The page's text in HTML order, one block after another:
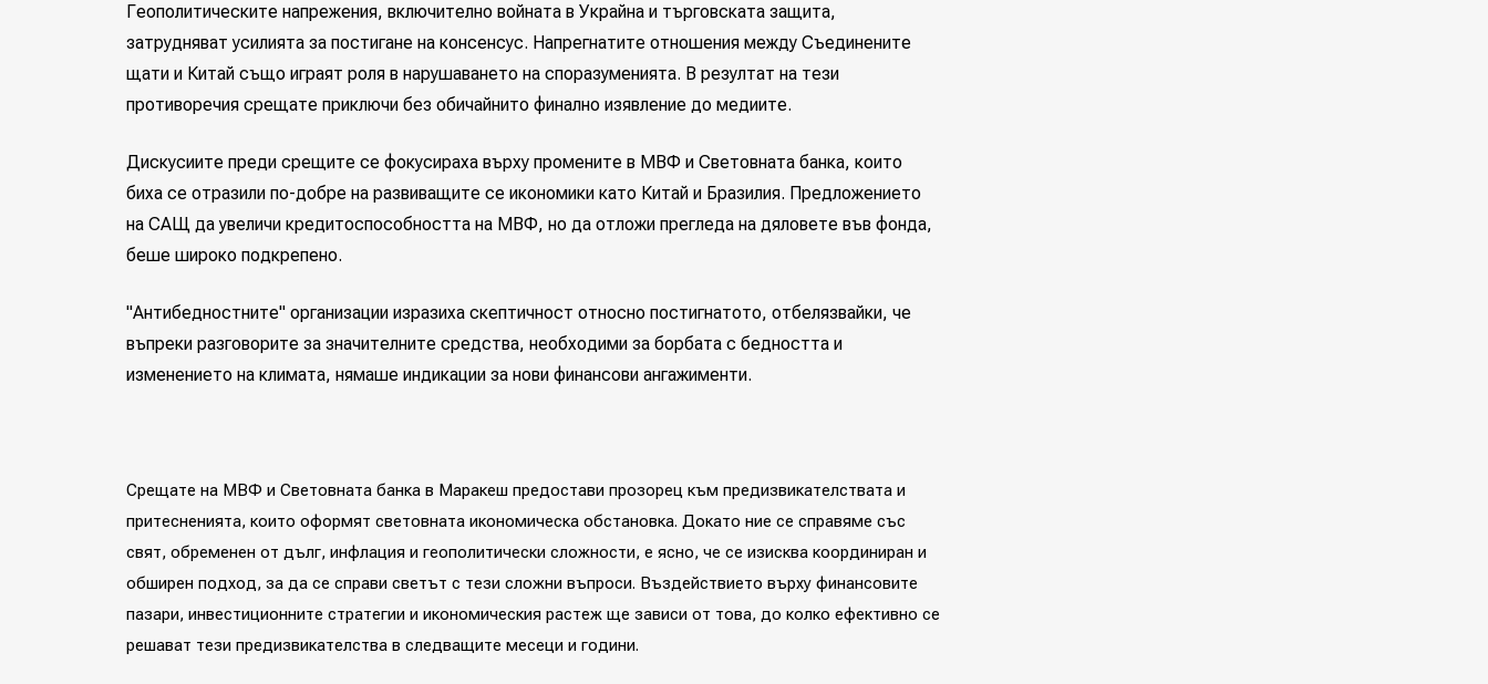
Геополитическите напрежения, включително войната в Украйна и търговската защита,
затрудняват усилията за постигане на консенсус. Напрегнатите отношения между Съединените
щати и Китай също играят роля в нарушаването на споразуменията. В резултат на тези
противоречия срещате приключи без обичайнито финално изявление до медиите.
Дискусиите преди срещите се фокусираха върху промените в МВФ и Световната банка, които
биха се отразили по-добре на развиващите се икономики като Китай и Бразилия. Предложението
на САЩ да увеличи кредитоспособността на МВФ, но да отложи прегледа на дяловете във фонда,
беше широко подкрепено.
"Антибедностните" организации изразиха скептичност относно постигнатото, отбелязвайки, че
въпреки разговорите за значителните средства, необходими за борбата с бедността и
изменението на климата, нямаше индикации за нови финансови ангажименти.
Срещате на МВФ и Световната банка в Маракеш предостави прозорец към предизвикателствата и
притесненията, които оформят световната икономическа обстановка. Докато ние се справяме със
свят, обременен от дълг, инфлация и геополитически сложности, е ясно, че се изисква координиран и
обширен подход, за да се справи светът с тези сложни въпроси. Въздействието върху финансовите
пазари, инвестиционните стратегии и икономическия растеж ще зависи от това, до колко ефективно се
решават тези предизвикателства в следващите месеци и години.